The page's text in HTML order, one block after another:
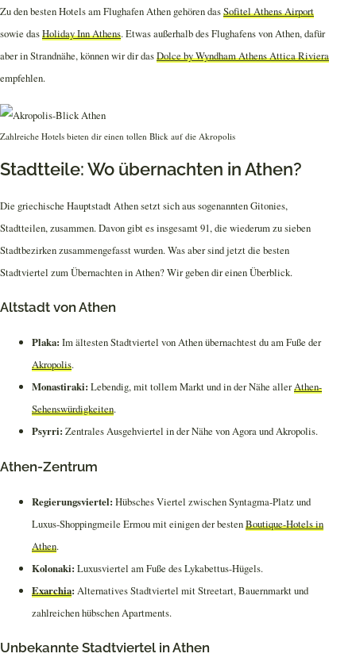
Zu den besten Hotels am Flughafen Athen gehören dasSofitel Athens Airport
sowie dasHoliday Inn Athens. Etwas außerhalb des Flughafens von Athen, dafür
aber in Strandnähe, können wir dir dasDolce by Wyndham Athens Attica Riviera
empfehlen.
Zahlreiche Hotels bieten dir einen tollen Blick auf die Akropolis
Stadtteile: Wo übernachten in Athen?
Die griechische Hauptstadt Athen setzt sich aus sogenannten Gitonies,
Stadtteilen, zusammen. Davon gibt es insgesamt 91, die wiederum zu sieben
Stadtbezirken zusammengefasst wurden. Was aber sind jetzt die besten
Stadtviertel zum Übernachten in Athen? Wir geben dir einen Überblick.
Altstadt von Athen
Plaka: Im ältesten Stadtviertel von Athen übernachtest du am Fuße der
Akropolis.
Monastiraki: Lebendig, mit tollem Markt und in der Nähe allerAthen-
Sehenswürdigkeiten.
Psyrri: Zentrales Ausgehviertel in der Nähe von Agora und Akropolis.
Athen-Zentrum
Regierungsviertel: Hübsches Viertel zwischen Syntagma-Platz und
Luxus-Shoppingmeile Ermou mit einigen der bestenBoutique-Hotels in
Athen.
Kolonaki: Luxusviertel am Fuße des Lykabettus-Hügels.
Exarchia: Alternatives Stadtviertel mit Streetart, Bauernmarkt und
zahlreichen hübschen Apartments.
Unbekannte Stadtviertel in Athen